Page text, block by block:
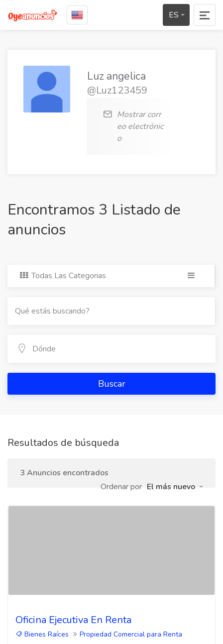
ES
Luz angelica
@Luz123459
Mostrar corr
eo electrónic
o
Encontramos 3 Listado de
anuncios
Todas Las Categorias
Buscar
Resultados de búsqueda
3 Anuncios encontrados
Ordenar por El más nuevo
Oficina Ejecutiva En Renta
Bienes Raíces Propiedad Comercial para Renta